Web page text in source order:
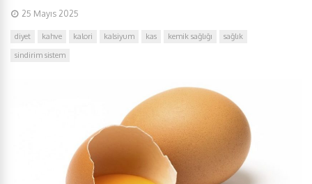
25 Mayıs 2025
diyet kahve kalori kalsiyum kas kemik sağlığı
sağlık
sindirim sistem